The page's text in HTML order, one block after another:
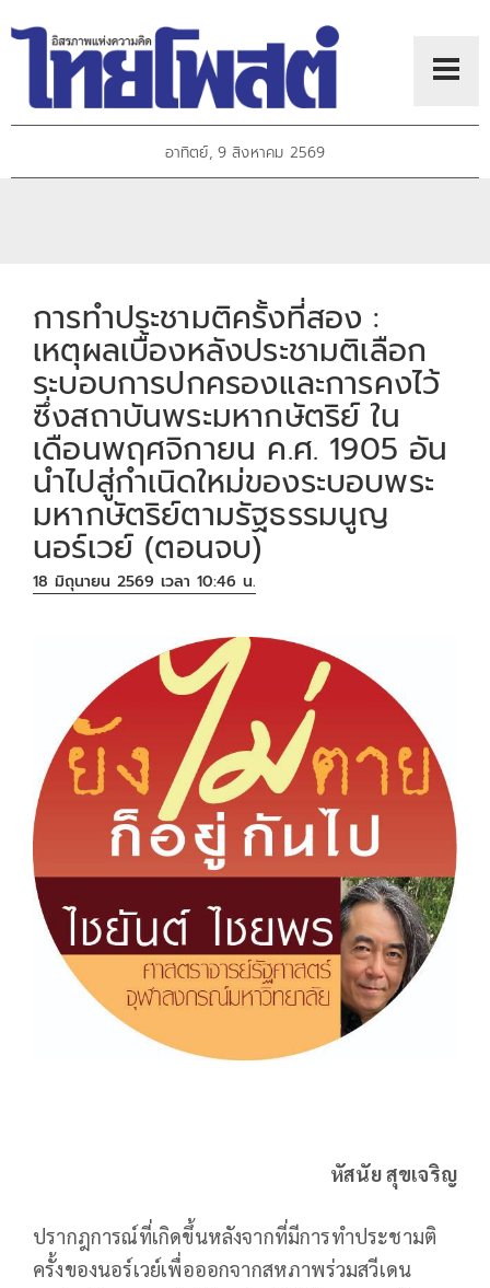
อาทิตย์, 9 สิงหาคม 2569
การทำประชามติครั้งที่สอง :
เหตุผลเบื้องหลังประชามติเลือก
ระบอบการปกครองและการคงไว้
ซึ่งสถาบันพระมหากษัตริย์ ใน
เดือนพฤศจิกายน ค.ศ. 1905 อัน
นำไปสู่กำเนิดใหม่ของระบอบพระ
มหากษัตริย์ตามรัฐธรรมนูญ
นอร์เวย์ (ตอนจบ)
18 มิถุนายน 2569 เวลา 10:46 น.
หัสนัย สุขเจริญ
ปรากฎการณ์ที่เกิดขึ้นหลังจากที่มีการทำประชามติ
ครั้งของนอร์เวย์เพื่อออกจากสหภาพร่วมสวีเดน